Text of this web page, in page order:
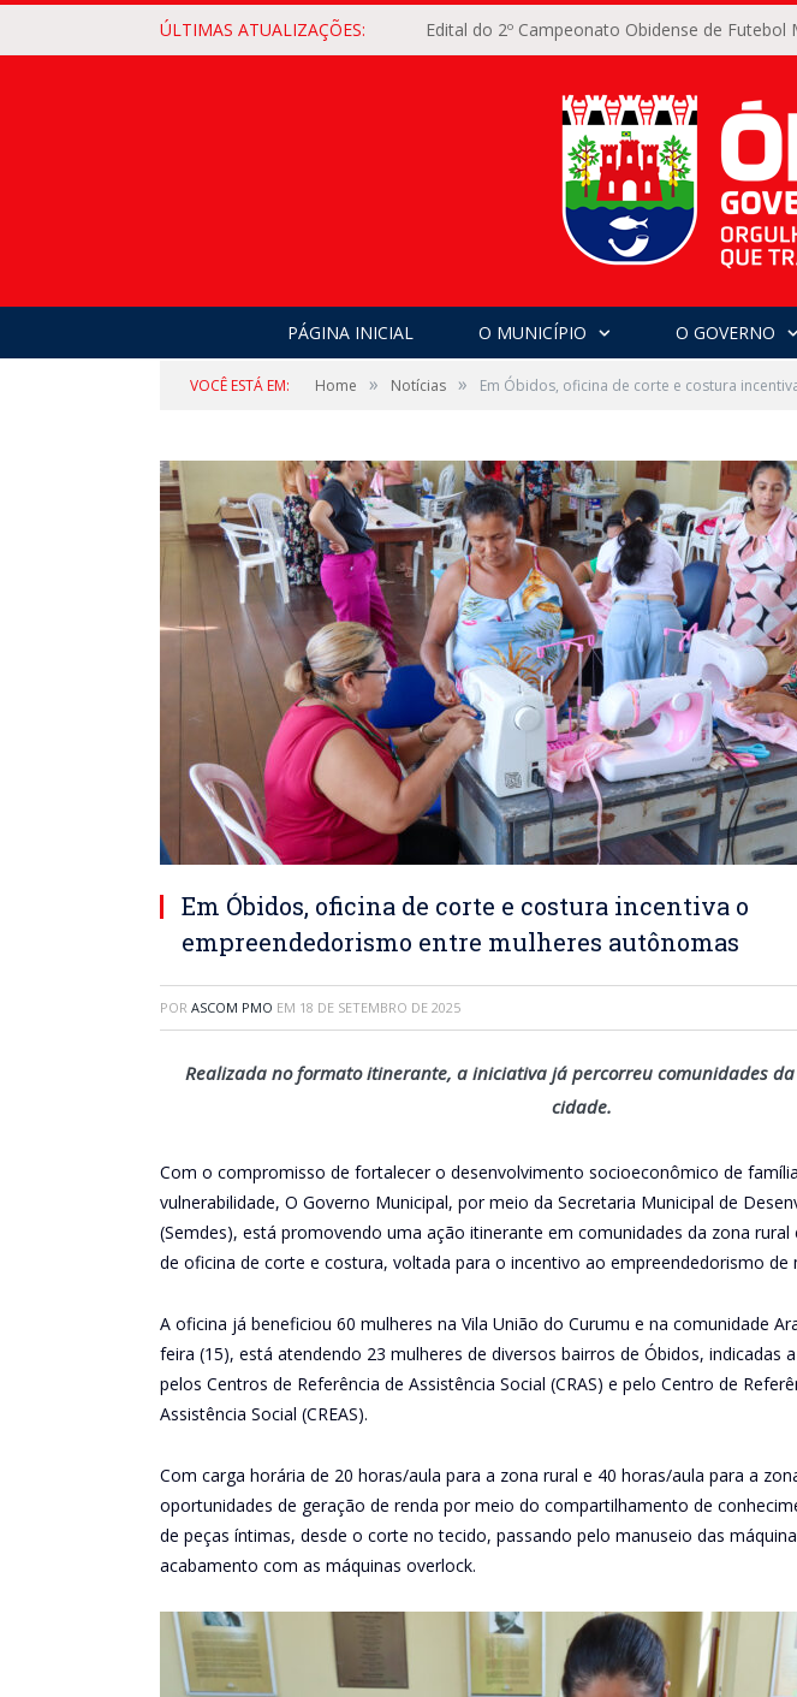
ÚLTIMAS ATUALIZAÇÕES: Edital do 2º Campeonato Obidense de Futebol
PÁGINA INICIAL O MUNICÍPIO O GOVERNO
VOCÊ ESTÁ EM: Home » Notícias » Em Óbidos, oficina de corte e costura
Em Óbidos, oficina de corte e costura incentiva o
empreendedorismo entre mulheres autônomas
POR ASCOM PMO EM 18 DE SETEMBRO DE 2025
Realizada no formato itinerante, a iniciativa já percorreu comunidades
cidade.
Com o compromisso de fortalecer o desenvolvimento socioeconômico de
vulnerabilidade, O Governo Municipal, por meio da Secretaria Municipal de
(Semdes), está promovendo uma ação itinerante em comunidades da zona
de oficina de corte e costura, voltada para o incentivo ao empreendedorismo de
A oficina já beneficiou 60 mulheres na Vila União do Curumu e na comunidade
feira (15), está atendendo 23 mulheres de diversos bairros de Óbidos, indicadas
pelos Centros de Referência de Assistência Social (CRAS) e pelo Centro de
Assistência Social (CREAS).
Com carga horária de 20 horas/aula para a zona rural e 40 horas/aula para a
oportunidades de geração de renda por meio do compartilhamento de
de peças íntimas, desde o corte no tecido, passando pelo manuseio das
acabamento com as máquinas overlock.